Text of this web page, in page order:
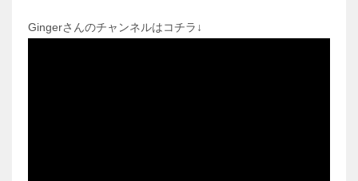
Gingerさんのチャンネルはコチラ↓